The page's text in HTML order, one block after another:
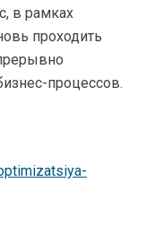
в рамках
проходить
процессов.